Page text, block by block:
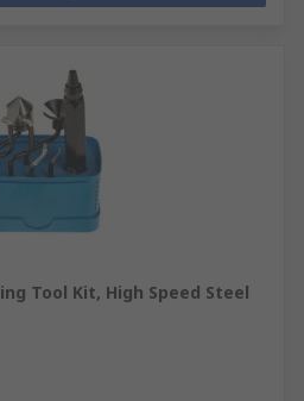
Tool Kit, High Speed Steel